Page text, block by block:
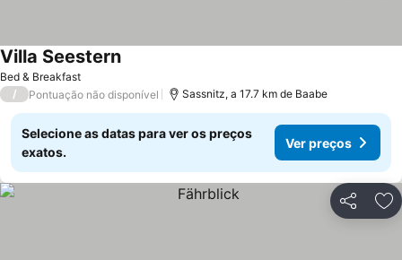
Bed & Breakfast
Villa Seestern
/ Pontuação não disponível Sassnitz, a 17.7 km de Baabe
Selecione as datas para ver os preços
exatos.
Ver preços
Partilhar